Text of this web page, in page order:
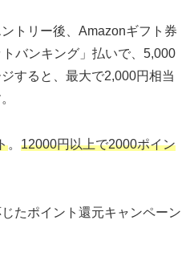
トリー後、Amazonギフト券
バンキング」払いで、5,000
すると、最大で2,000円相当
。 12000円以上で2000ポイン
たポイント還元キャンペーン